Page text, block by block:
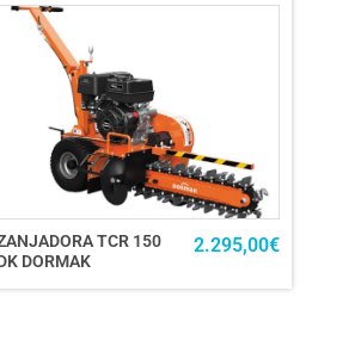
TCR 150
DORMAK
2.295,00€